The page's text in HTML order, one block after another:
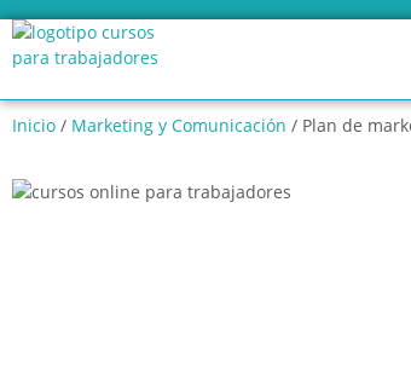
Inicio / Marketing y Comunicación / Plan de